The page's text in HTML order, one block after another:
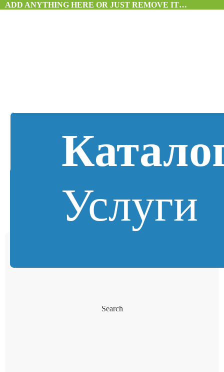
ADD ANYTHING HERE OR JUST REMOVE IT…
Услуги
Search